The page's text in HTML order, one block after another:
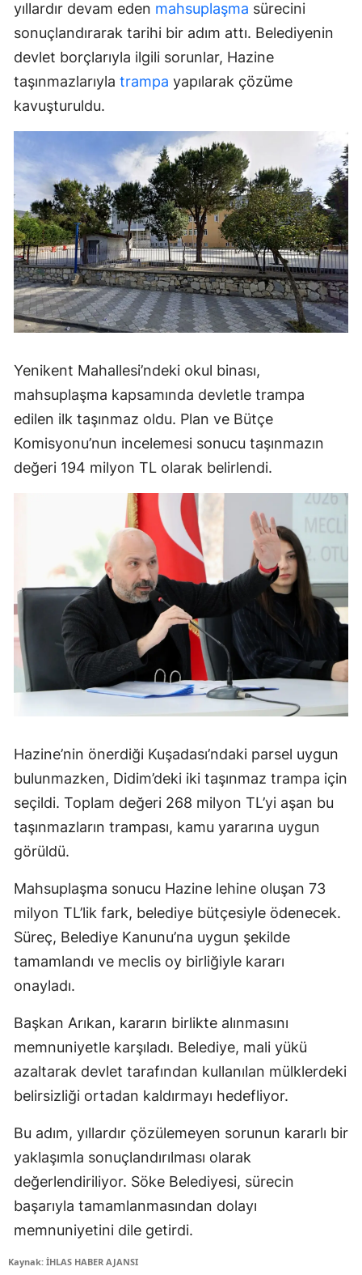
yıllardır devam eden mahsuplaşma sürecini
sonuçlandırarak tarihi bir adım attı. Belediyenin
devlet borçlarıyla ilgili sorunlar, Hazine
taşınmazlarıyla trampa yapılarak çözüme
kavuşturuldu.
Yenikent Mahallesi’ndeki okul binası,
mahsuplaşma kapsamında devletle trampa
edilen ilk taşınmaz oldu. Plan ve Bütçe
Komisyonu’nun incelemesi sonucu taşınmazın
değeri 194 milyon TL olarak belirlendi.
Hazine’nin önerdiği Kuşadası’ndaki parsel uygun
bulunmazken, Didim’deki iki taşınmaz trampa için
seçildi. Toplam değeri 268 milyon TL’yi aşan bu
taşınmazların trampası, kamu yararına uygun
görüldü.
Mahsuplaşma sonucu Hazine lehine oluşan 73
milyon TL’lik fark, belediye bütçesiyle ödenecek.
Süreç, Belediye Kanunu’na uygun şekilde
tamamlandı ve meclis oy birliğiyle kararı
onayladı.
Başkan Arıkan, kararın birlikte alınmasını
memnuniyetle karşıladı. Belediye, mali yükü
azaltarak devlet tarafından kullanılan mülklerdeki
belirsizliği ortadan kaldırmayı hedefliyor.
Bu adım, yıllardır çözülemeyen sorunun kararlı bir
yaklaşımla sonuçlandırılması olarak
değerlendiriliyor. Söke Belediyesi, sürecin
başarıyla tamamlanmasından dolayı
memnuniyetini dile getirdi.
Kaynak: İHLAS HABER AJANSI